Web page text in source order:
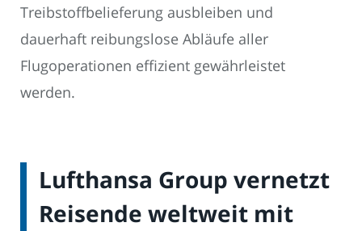
Treibstoffbelieferung ausbleiben und
dauerhaft reibungslose Abläufe aller
Flugoperationen effizient gewährleistet
werden.
Lufthansa Group vernetzt
Reisende weltweit mit